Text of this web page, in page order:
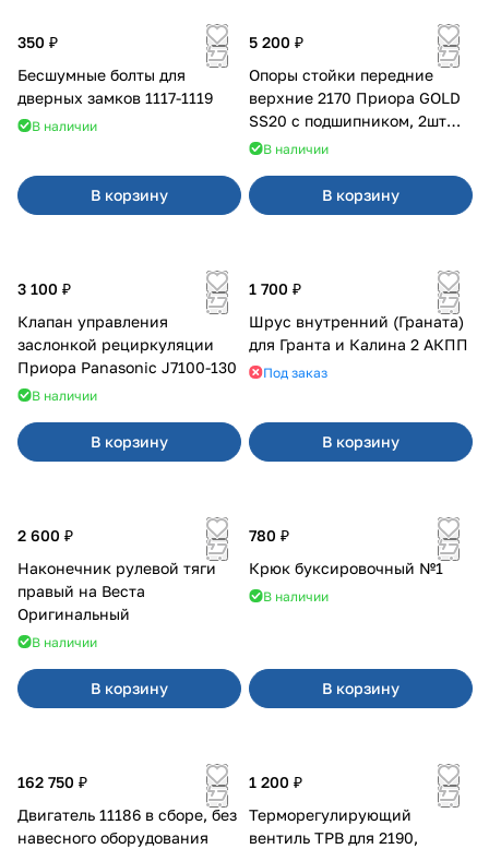
350 ₽
Бесшумные болты для
дверных замков 1117-1119
В наличии
В корзину
5 200 ₽
Опоры стойки передние
верхние 2170 Приора GOLD
SS20 с подшипником, 2шт
10116
В наличии
В корзину
3 100 ₽
Клапан управления
заслонкой рециркуляции
Приора Panasonic J7100-130
В наличии
В корзину
1 700 ₽
Шрус внутренний (Граната)
для Гранта и Калина 2 АКПП
Под заказ
В корзину
2 600 ₽
Наконечник рулевой тяги
правый на Веста
Оригинальный
В наличии
В корзину
780 ₽
Крюк буксировочный №1
В наличии
В корзину
162 750 ₽
Двигатель 11186 в сборе, без
навесного оборудования
1 200 ₽
Терморегулирующий
вентиль ТРВ для 2190,